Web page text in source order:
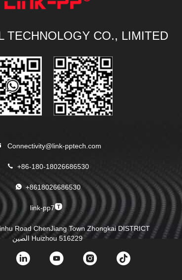
TECHNOLOGY CO., LIMITED
Connectivity@link-pptech.com
+86-180-18026686530
+8618026686530
link-pp7
Road ChenJiang Town Zhongkai DISTRICT
Huizhou 516229 الصين